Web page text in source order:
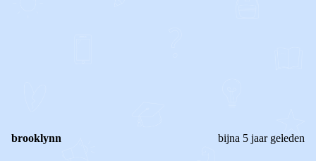
brooklynn bijna 5 jaar geleden